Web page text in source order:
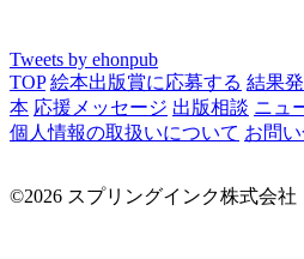
Tweets by ehonpub
TOP 絵本出版賞に応募する 結果
本 応援メッセージ 出版相談 ニュ
個人情報の取扱いについて お問
©2026 スプリングインク株式会社